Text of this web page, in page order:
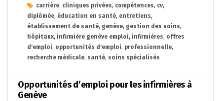
carrière, cliniques privées, compétences, cv,
diplômée, éducation en santé, entretiens,
établissement de santé, genève, gestion des soins,
hôpitaux, infirmière genève emploi, infirmières, offres
d'emploi, opportunités d'emploi, professionnelle,
recherche médicale, santé, soins spécialisés
Opportunités d’emploi pour les infirmières à
Genève